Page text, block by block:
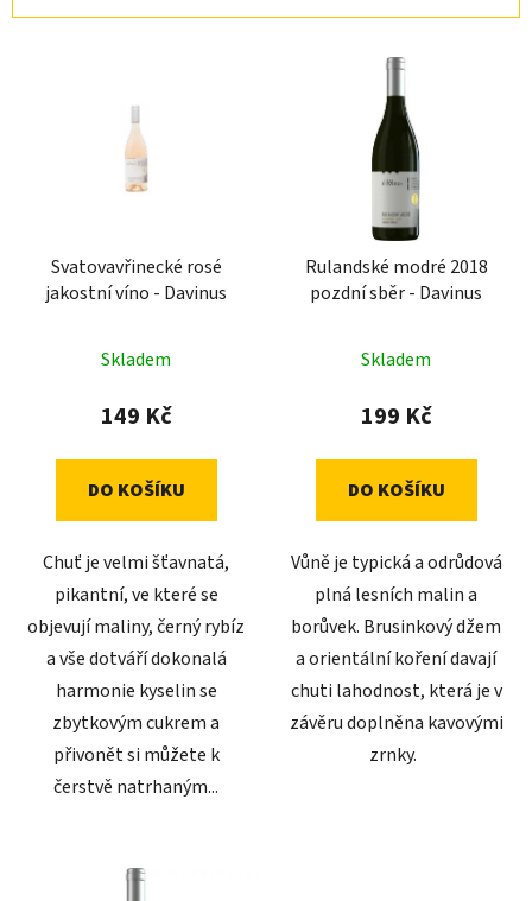
Svatovavřinecké rosé
jakostní víno - Davinus
Skladem
149 Kč
DO KOŠÍKU
Chuť je velmi šťavnatá,
pikantní, ve které se
objevují maliny, černý rybíz
a vše dotváří dokonalá
harmonie kyselin se
zbytkovým cukrem a
přivonět si můžete k
čerstvě natrhaným...
Rulandské modré 2018
pozdní sběr - Davinus
Skladem
199 Kč
DO KOŠÍKU
Vůně je typická a odrůdová
plná lesních malin a
borůvek. Brusinkový džem
a orientální koření davají
chuti lahodnost, která je v
závěru doplněna kavovými
zrnky.